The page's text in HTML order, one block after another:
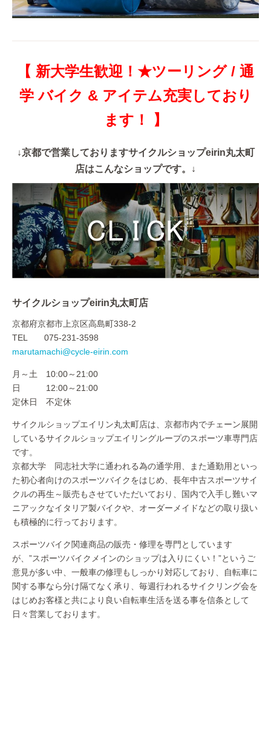
【 新大学生歓迎！★ツーリング / 通
学 バイク & アイテム充実しており
ます！ 】
↓京都で営業しておりますサイクルショップeirin丸太町
店はこんなショップです。↓
サイクルショップeirin丸太町店
京都府京都市上京区高島町338-2
TEL 075-231-3598
marutamachi@cycle-eirin.com
月～土 10:00～21:00
日 12:00～21:00
定休日 不定休
サイクルショップエイリン丸太町店は、京都市内でチェーン展開
しているサイクルショップエイリングループのスポーツ車専門店
です。
京都大学 同志社大学に通われる為の通学用、また通勤用といっ
た初心者向けのスポーツバイクをはじめ、長年中古スポーツサイ
クルの再生～販売もさせていただいており、国内で入手し難いマ
ニアックなイタリア製バイクや、オーダーメイドなどの取り扱い
も積極的に行っております。
スポーツバイク関連商品の販売・修理を専門としています
が、”スポーツバイクメインのショップは入りにくい！”というご
意見が多い中、一般車の修理もしっかり対応しており、自転車に
関する事なら分け隔てなく承り、毎週行われるサイクリング会を
はじめお客様と共により良い自転車生活を送る事を信条として
日々営業しております。